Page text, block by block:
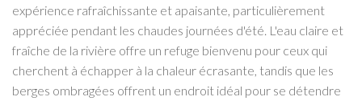
expérience rafraîchissante et apaisante, particulièrement
appréciée pendant les chaudes journées d'été. L'eau claire et
fraîche de la rivière offre un refuge bienvenu pour ceux qui
cherchent à échapper à la chaleur écrasante, tandis que les
berges ombragées offrent un endroit idéal pour se détendre